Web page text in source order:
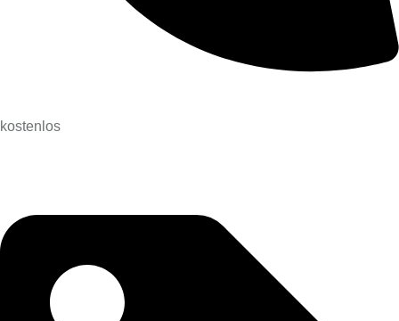
kostenlos